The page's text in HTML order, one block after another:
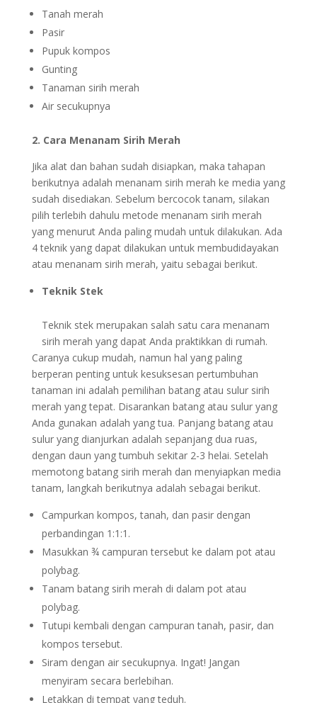
Tanah merah
Pasir
Pupuk kompos
Gunting
Tanaman sirih merah
Air secukupnya
2. Cara Menanam Sirih Merah
Jika alat dan bahan sudah disiapkan, maka tahapan
berikutnya adalah menanam sirih merah ke media yang
sudah disediakan. Sebelum bercocok tanam, silakan
pilih terlebih dahulu metode menanam sirih merah
yang menurut Anda paling mudah untuk dilakukan. Ada
4 teknik yang dapat dilakukan untuk membudidayakan
atau menanam sirih merah, yaitu sebagai berikut.
Teknik Stek
Teknik stek merupakan salah satu cara menanam
sirih merah yang dapat Anda praktikkan di rumah.
Caranya cukup mudah, namun hal yang paling
berperan penting untuk kesuksesan pertumbuhan
tanaman ini adalah pemilihan batang atau sulur sirih
merah yang tepat. Disarankan batang atau sulur yang
Anda gunakan adalah yang tua. Panjang batang atau
sulur yang dianjurkan adalah sepanjang dua ruas,
dengan daun yang tumbuh sekitar 2-3 helai. Setelah
memotong batang sirih merah dan menyiapkan media
tanam, langkah berikutnya adalah sebagai berikut.
Campurkan kompos, tanah, dan pasir dengan
perbandingan 1:1:1.
Masukkan ¾ campuran tersebut ke dalam pot atau
polybag.
Tanam batang sirih merah di dalam pot atau
polybag.
Tutupi kembali dengan campuran tanah, pasir, dan
kompos tersebut.
Siram dengan air secukupnya. Ingat! Jangan
menyiram secara berlebihan.
Letakkan di tempat yang teduh.